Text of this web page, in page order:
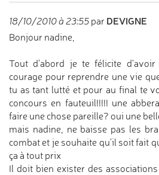
18/10/2010 à 23:55 par DEVIGNE
Bonjour nadine,
Tout d'abord je te félicite
courage pour reprendre une vie
tu as tant lutté et pour au final te
concours en fauteuil!!!!! une
faire une chose pareille? oui une
mais nadine, ne baisse pas les
combat et je souhaite qu'il soit fait
ça à tout prix
Il doit bien exister des